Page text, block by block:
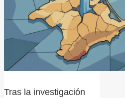
Tras la investigación